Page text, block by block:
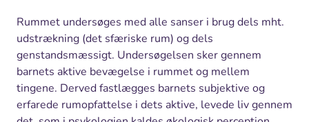
Rummet undersøges med alle sanser i brug dels mht.
udstrækning (det sfæriske rum) og dels
genstandsmæssigt. Undersøgelsen sker gennem
barnets aktive bevægelse i rummet og mellem
tingene. Derved fastlægges barnets subjektive og
erfarede rumopfattelse i dets aktive, levede liv gennem